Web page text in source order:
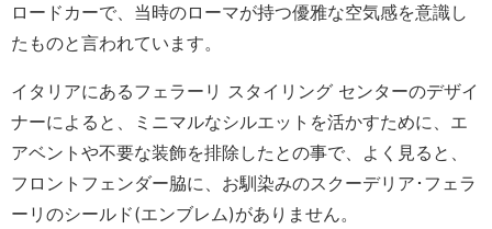
ロードカーで、当時のローマが持つ優雅な空気感を意識し
たものと言われています。
イタリアにあるフェラーリ スタイリング センターのデザイ
ナーによると、ミニマルなシルエットを活かすために、エ
アベントや不要な装飾を排除したとの事で、よく見ると、
フロントフェンダー脇に、お馴染みのスクーデリア･フェラ
ーリのシールド(エンブレム)がありません。